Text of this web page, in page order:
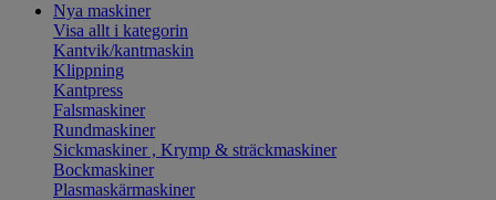
Nya maskiner
Visa allt i kategorin
Kantvik/kantmaskin
Klippning
Kantpress
Falsmaskiner
Rundmaskiner
Sickmaskiner , Krymp & sträckmaskiner
Bockmaskiner
Plasmaskärmaskiner